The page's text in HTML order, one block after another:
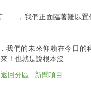
……，我們正面臨著難以置
我們的未來仰賴在今日的
！也就是說根本沒
返回分區
新聞項目